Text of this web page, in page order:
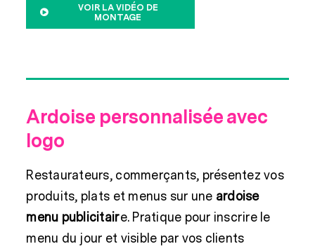
VOIR LA VIDÉO DE
MONTAGE
Ardoise personnalisée avec
logo
Restaurateurs, commerçants, présentez vos
produits, plats et menus sur une ardoise
menu publicitaire. Pratique pour inscrire le
menu du jour et visible par vos clients